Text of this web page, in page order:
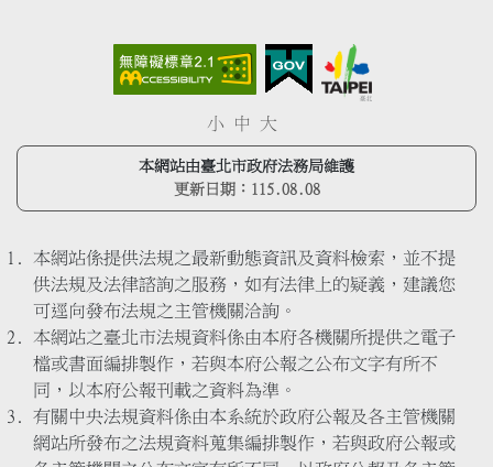
小 中 大
本網站由臺北市政府法務局維護
更新日期： 115.08.08
本網站係提供法規之最新動態資訊及資料檢索，並不提
供法規及法律諮詢之服務，如有法律上的疑義，建議您
可逕向發布法規之主管機關洽詢。
本網站之臺北市法規資料係由本府各機關所提供之電子
檔或書面編排製作，若與本府公報之公布文字有所不
同，以本府公報刊載之資料為準。
有關中央法規資料係由本系統於政府公報及各主管機關
網站所發布之法規資料蒐集編排製作，若與政府公報或